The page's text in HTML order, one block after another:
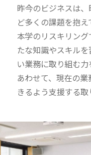
昨今のビジネスは
ど多くの課題を抱え
本学のリスキリン
たな知識やスキル
い業務に取り組む力
あわせて、現在の
きるよう支援する取